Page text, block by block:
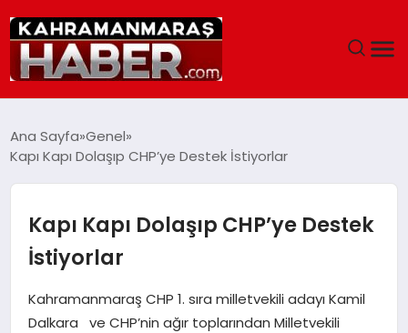
SIYASET
EĞITIM
EKONOMI
SAĞLIK
Ana Sayfa Genel
Kapı Kapı Dolaşıp CHP’ye Destek İstiyorlar
Kapı Kapı Dolaşıp CHP’ye Destek
İstiyorlar
Kahramanmaraş CHP 1. sıra milletvekili adayı Kamil
Dalkara ve CHP’nin ağır toplarından Milletvekili